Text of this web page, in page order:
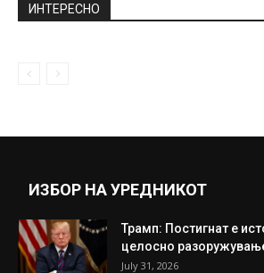
ИНТЕРЕСНО
ИЗБОР НА УРЕДНИКОТ
Трамп: Постигнат е
целосно
July 31, 2026